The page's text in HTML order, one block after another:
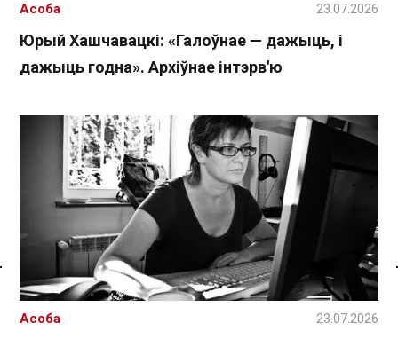
Спасылка без VPN
Юрый Хашчавацкі: «Галоўнае — дажыць, і
дажыць годна». Архіўнае інтэрв'ю
Асоба 23.07.2026
Асоба 23.07.2026